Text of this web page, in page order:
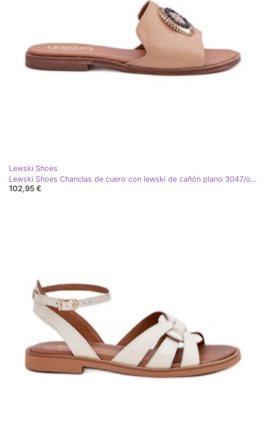
Lewski Shoes
Lewski Shoes Chanclas de cuero con lewski de cañón plano 3047/o beige marrón
102,95 €